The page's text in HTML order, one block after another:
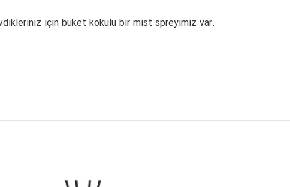
için buket kokulu bir mist spreyimiz var.